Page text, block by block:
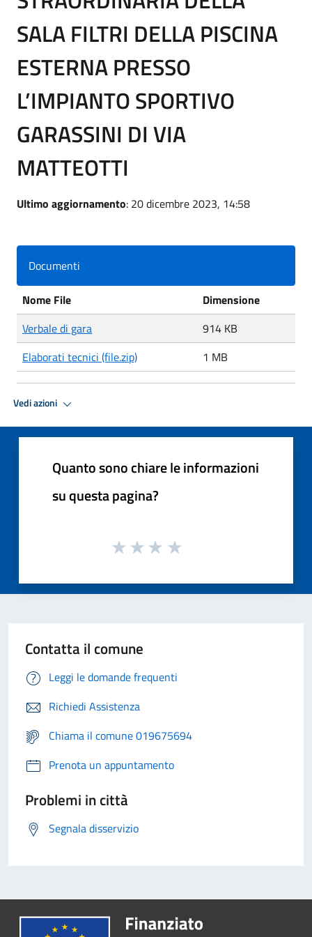
SALA FILTRI DELLA PISCINA
ESTERNA PRESSO
L’IMPIANTO SPORTIVO
GARASSINI DI VIA
MATTEOTTI
Ultimo aggiornamento: 20 dicembre 2023, 14:58
Documenti
Nome File
Dimensione
Verbale di gara
914 KB
Elaborati tecnici (file.zip)
1 MB
Vedi azioni
Quanto sono chiare le informazioni
su questa pagina?
Contatta il comune
Leggi le domande frequenti
Richiedi Assistenza
Chiama il comune 019675694
Prenota un appuntamento
Problemi in città
Segnala disservizio